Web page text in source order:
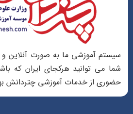
سیستم آموزشی ما به صورت آنلاین
شما می توانید هرکجای ایران که
حضوری از خدمات آموزشی چتردانش